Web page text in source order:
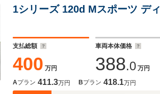
1シリーズ 120d Mスポーツ デ
支払総額
400 万円
車両本体価格
388.0 万円
Aプラン 411.3万円 Bプラン 418.1万円